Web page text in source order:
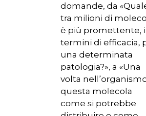
domande, da
tra milioni di
è più promettente,
termini di efficacia,
una determinata
patologia?», a «Una
volta
questa molecola
come si potrebbe
CHI